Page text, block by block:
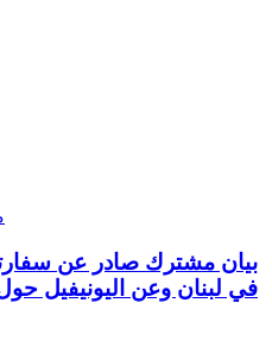
بيان مشترك صادر عن
في لبنان وعن اليونيفيل حول